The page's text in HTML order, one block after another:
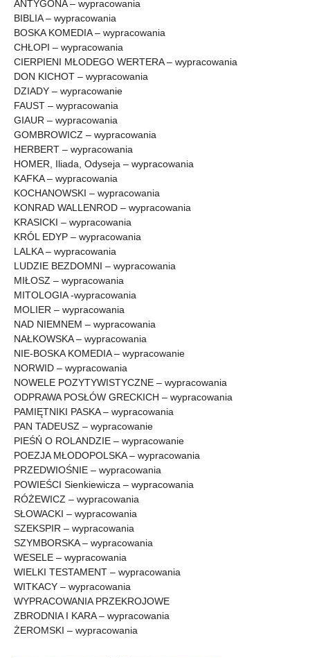
ANTYGONA – wypracowania
BIBLIA – wypracowania
BOSKA KOMEDIA – wypracowania
CHŁOPI – wypracowania
CIERPIENI MŁODEGO WERTERA – wypracowania
DON KICHOT – wypracowania
DZIADY – wypracowanie
FAUST – wypracowania
GIAUR – wypracowania
GOMBROWICZ – wypracowania
HERBERT – wypracowania
HOMER, Iliada, Odyseja – wypracowania
KAFKA – wypracowania
KOCHANOWSKI – wypracowania
KONRAD WALLENROD – wypracowania
KRASICKI – wypracowania
KRÓL EDYP – wypracowania
LALKA – wypracowania
LUDZIE BEZDOMNI – wypracowania
MIŁOSZ – wypracowania
MITOLOGIA -wypracowania
MOLIER – wypracowania
NAD NIEMNEM – wypracowania
NAŁKOWSKA – wypracowania
NIE-BOSKA KOMEDIA – wypracowanie
NORWID – wypracowania
NOWELE POZYTYWISTYCZNE – wypracowania
ODPRAWA POSŁÓW GRECKICH – wypracowania
PAMIĘTNIKI PASKA – wypracowania
PAN TADEUSZ – wypracowanie
PIEŚŃ O ROLANDZIE – wypracowanie
POEZJA MŁODOPOLSKA – wypracowania
PRZEDWIOŚNIE – wypracowania
POWIEŚCI Sienkiewicza – wypracowania
RÓŻEWICZ – wypracowania
SŁOWACKI – wypracowania
SZEKSPIR – wypracowania
SZYMBORSKA – wypracowania
WESELE – wypracowania
WIELKI TESTAMENT – wypracowania
WITKACY – wypracowania
WYPRACOWANIA PRZEKROJOWE
ZBRODNIA I KARA – wypracowania
ŻEROMSKI – wypracowania